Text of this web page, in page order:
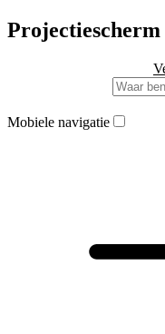
Mobiele navigatie